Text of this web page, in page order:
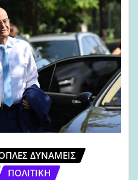
ΔΥΝΆΜΕΙΣ
ΠΟΛΙΤΙΚΉ